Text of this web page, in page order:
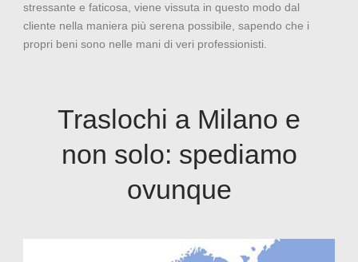
stressante e faticosa, viene vissuta in questo modo dal
cliente nella maniera più serena possibile, sapendo che i
propri beni sono nelle mani di veri professionisti.
Traslochi a Milano e
non solo: spediamo
ovunque